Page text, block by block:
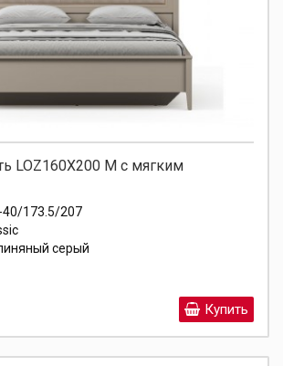
LOZ160X200 М с мягким
40/173.5/207
серый
Купить